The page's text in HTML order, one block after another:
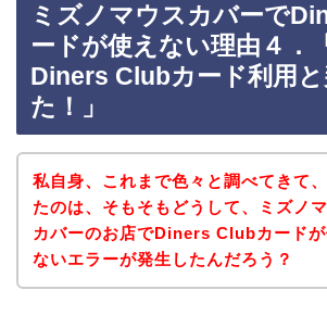
ミズノマウスカバーで
ードが使えない理由４．
Diners Clubカード利用
た！」
私自身、これまで色々と調べてきて
たのは、そもそもどうして、ミズノ
カバーのお店でDiners Clubカードが
ないエラーが発生したんだろう？